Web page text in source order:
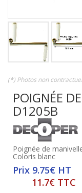
(*) Photos non
POIGNÉE
D1205B
Poignée de
Coloris blanc
Prix 9.75€ HT
11.7€ TTC